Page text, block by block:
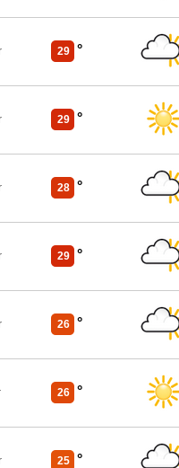
29 °
29 °
28 °
29 °
26 °
26 °
25 °